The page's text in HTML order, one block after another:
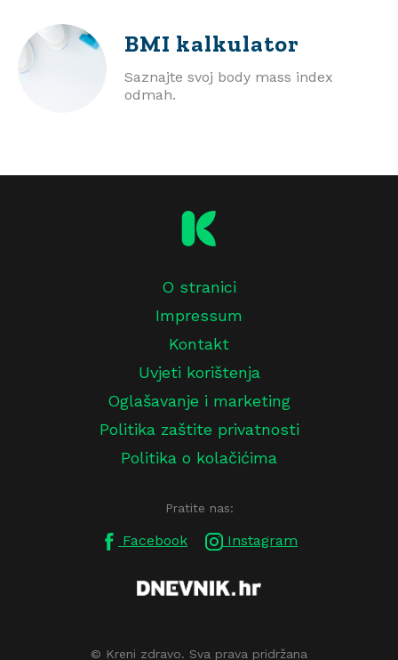
BMI kalkulator
Saznajte svoj body mass index
odmah.
O stranici
Impressum
Kontakt
Uvjeti korištenja
Oglašavanje i marketing
Politika zaštite privatnosti
Politika o kolačićima
Pratite nas:
Facebook Instagram
© Kreni zdravo. Sva prava pridržana